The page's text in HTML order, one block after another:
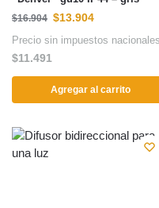
$16.904 $13.904
Precio sin impuestos
$11.491
Agregar al carrito